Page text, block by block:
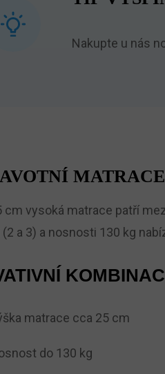
Nakupte u nás
cm vysoká matrace patří
a 3) a nosnosti 130 kg
matrace cca 25 cm
do 130 kg